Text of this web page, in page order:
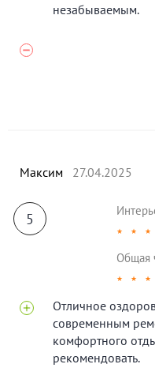
незабываемым.
Максим 27.04.2025
5
★ ★ ★
Общая
★ ★ ★
Отличное
современным
комфортного
рекомендовать.